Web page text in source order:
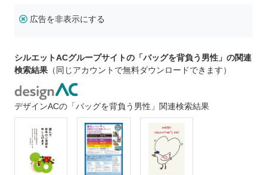
広告を非表示にする
シルエットACグループサイトの「バッグを背負う男性」の関連
検索結果 （同じアカウントで無料ダウンロードできます）
デザインACの「バッグを背負う男性」関連検索結果